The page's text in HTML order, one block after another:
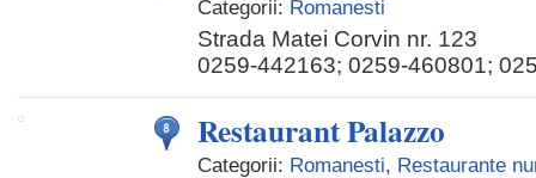
Categorii: Romanesti
Strada Matei Corvin nr. 123
0259-442163; 0259-460801;
Restaurant Palazzo
Categorii: Romanesti, Restaurante